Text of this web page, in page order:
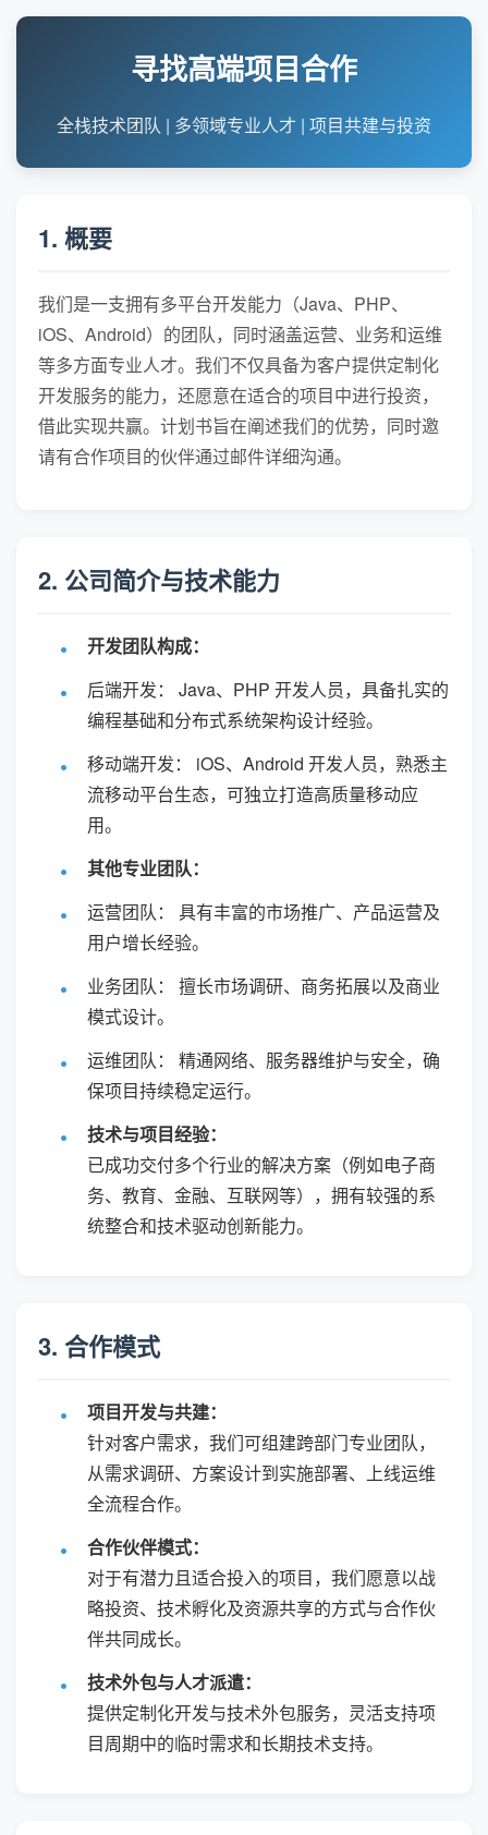
寻找高端项目合作
全栈技术团队 | 多领域专业人才 | 项目共建与投资
1. 概要
我们是一支拥有多平台开发能力（Java、PHP、
iOS、Android）的团队，同时涵盖运营、业务和运维
等多方面专业人才。我们不仅具备为客户提供定制化
开发服务的能力，还愿意在适合的项目中进行投资，
借此实现共赢。计划书旨在阐述我们的优势，同时邀
请有合作项目的伙伴通过邮件详细沟通。
2. 公司简介与技术能力
开发团队构成：
后端开发： Java、PHP 开发人员，具备扎实的
编程基础和分布式系统架构设计经验。
移动端开发： iOS、Android 开发人员，熟悉主
流移动平台生态，可独立打造高质量移动应
用。
其他专业团队：
运营团队： 具有丰富的市场推广、产品运营及
用户增长经验。
业务团队： 擅长市场调研、商务拓展以及商业
模式设计。
运维团队： 精通网络、服务器维护与安全，确
保项目持续稳定运行。
技术与项目经验：
已成功交付多个行业的解决方案（例如电子商
务、教育、金融、互联网等），拥有较强的系
统整合和技术驱动创新能力。
3. 合作模式
项目开发与共建：
针对客户需求，我们可组建跨部门专业团队，
从需求调研、方案设计到实施部署、上线运维
全流程合作。
合作伙伴模式：
对于有潜力且适合投入的项目，我们愿意以战
略投资、技术孵化及资源共享的方式与合作伙
伴共同成长。
技术外包与人才派遣：
提供定制化开发与技术外包服务，灵活支持项
目周期中的临时需求和长期技术支持。